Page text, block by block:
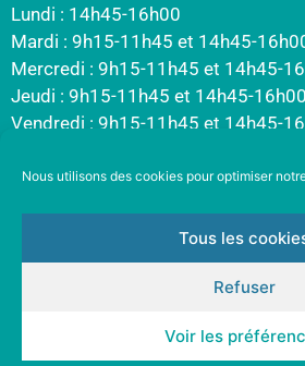
Nous utilisons des cookies pour optimiser
Tous les
Refuser
Voir les
Lundi : 14h45-16h00
Mardi : 9h15-11h45 et 14h45-
Mercredi : 9h15-11h45 et 14h45-
Jeudi : 9h15-11h45 et 14h45-16h00
Vendredi : 9h15-11h45 et 14h45-